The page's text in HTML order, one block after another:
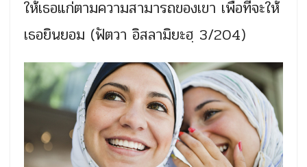
ให้เธอแก่ตามความสามารถของเขา เพื่อที่จะให้
เธอยินยอม (ฟัตวา อิสลามิยะฮฺ 3/204)